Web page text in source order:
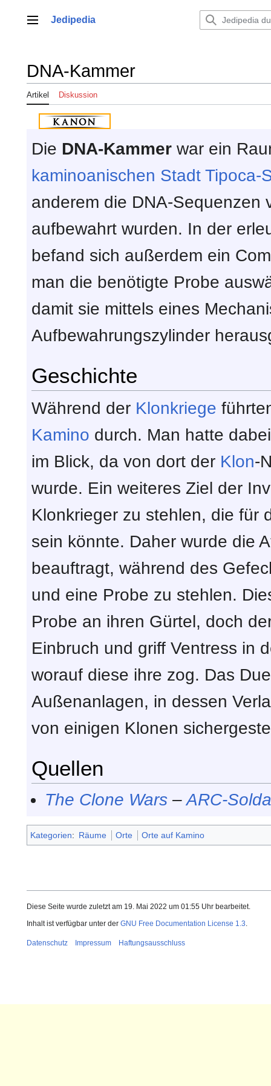
springenHauptmenü
Jedipedia
DNA-Kammer
Artikel Diskussion
Die DNA-Kammer war ein
kaminoanischen Stadt Tipoca-
anderem die DNA-Sequenzen
aufbewahrt wurden. In der
befand sich außerdem ein
man die benötigte Probe
damit sie mittels eines
Aufbewahrungszylinder
Geschichte
Während der Klonkriege
Kamino durch. Man hatte
im Blick, da von dort der Klon-
wurde. Ein weiteres Ziel der
Klonkrieger zu stehlen, die für
sein könnte. Daher wurde die
beauftragt, während des
und eine Probe zu stehlen.
Probe an ihren Gürtel, doch
Einbruch und griff Ventress in
worauf diese ihre zog. Das
Außenanlagen, in dessen
von einigen Klonen
Quellen
The Clone Wars –ARC-
Kategorien: Räume Orte Orte auf Kamino
Diese Seite wurde zuletzt am 19. Mai 2022 um 01:55 Uhr bearbeitet.
Inhalt ist verfügbar unter der GNU Free Documentation License 1.3.
Datenschutz Impressum Haftungsausschluss